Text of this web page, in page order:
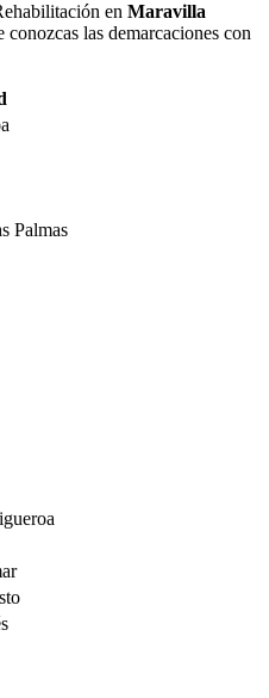
en Maravilla
conozcas las demarcaciones con
Palmas